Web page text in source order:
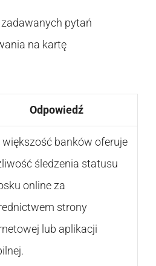
pytań
na kartę
Odpowiedź
większość banków oferuje
śledzenia statusu
online za
strony
lub aplikacji